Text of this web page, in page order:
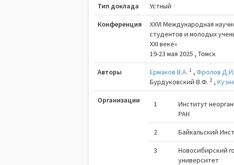
Тип доклада Устный
Конференция
XXVI Международная
студентов и молодых
XXI веке»
19-23 мая 2025 , Томск
Авторы Ермаков В.А. 1 ,Фролов Д.И.
Бурдуковский В.Ф.2 ,
Организации 1
Институт
РАН
2 Байкальский
3
Новосибирский
университет